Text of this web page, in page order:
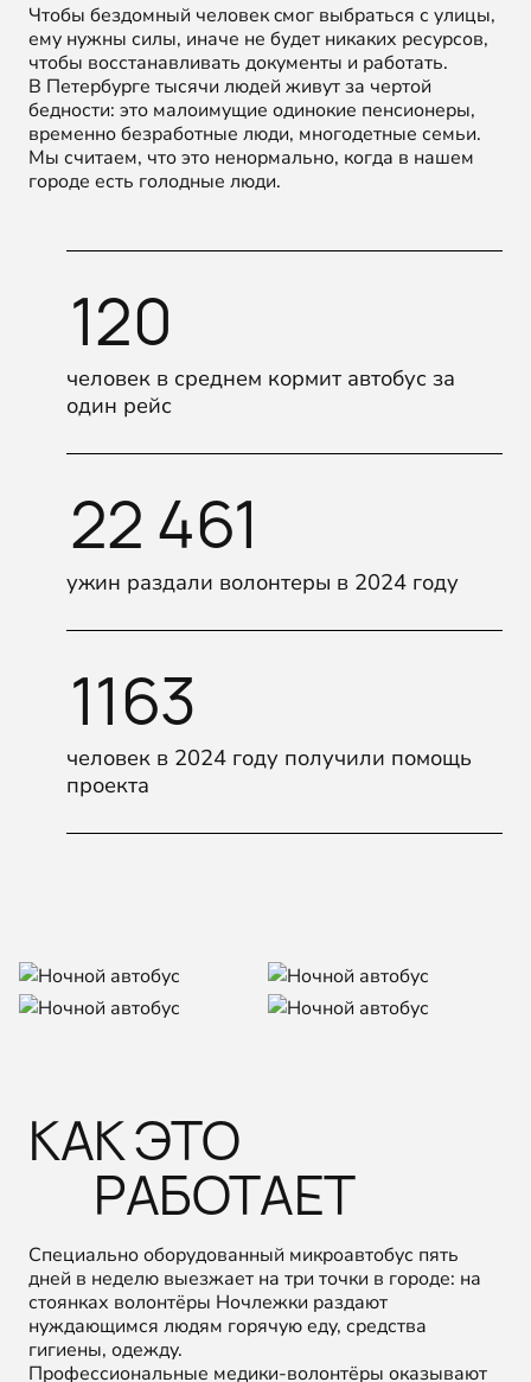
Чтобы бездомный человек cмог выбраться с улицы,
ему нужны силы, иначе не будет никаких ресурсов,
чтобы восстанавливать документы и работать.
В Петербурге тысячи людей живут за чертой
бедности: это малоимущие одинокие пенсионеры,
временно безработные люди, многодетные семьи.
Мы считаем, что это ненормально, когда в нашем
городе есть голодные люди.
120
человек в среднем кормит автобус за
один рейс
22 461
ужин раздали волонтеры в 2024 году
1163
человек в 2024 году получили помощь
проекта
КАК ЭТО
РАБОТАЕТ
Специально оборудованный микроавтобус пять
дней в неделю выезжает на три точки в городе: на
стоянках волонтёры Ночлежки раздают
нуждающимся людям горячую еду, средства
гигиены, одежду.
Профессиональные медики-волонтёры оказывают